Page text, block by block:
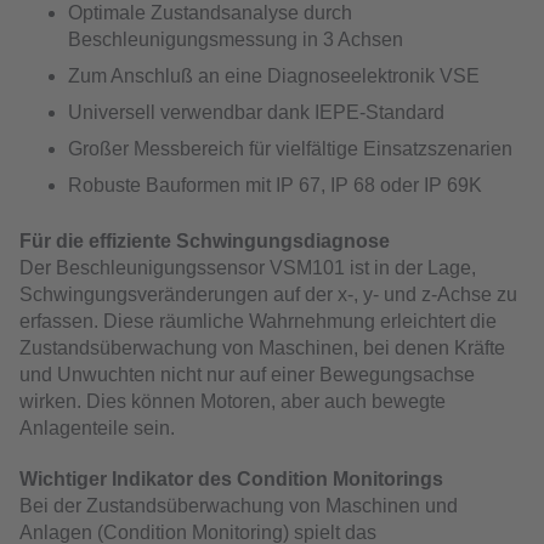
Optimale Zustandsanalyse durch
Beschleunigungsmessung in 3 Achsen
Zum Anschluß an eine Diagnoseelektronik VSE
Universell verwendbar dank IEPE-Standard
Großer Messbereich für vielfältige Einsatzszenarien
Robuste Bauformen mit IP 67, IP 68 oder IP 69K
Für die effiziente Schwingungsdiagnose
Der Beschleunigungssensor VSM101 ist in der Lage,
Schwingungsveränderungen auf der x-, y- und z-Achse zu
erfassen. Diese räumliche Wahrnehmung erleichtert die
Zustandsüberwachung von Maschinen, bei denen Kräfte
und Unwuchten nicht nur auf einer Bewegungsachse
wirken. Dies können Motoren, aber auch bewegte
Anlagenteile sein.
Wichtiger Indikator des Condition Monitorings
Bei der Zustandsüberwachung von Maschinen und
Anlagen (Condition Monitoring) spielt das